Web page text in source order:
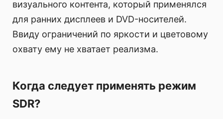
визуального контента, который применялся
для ранних дисплеев и DVD-носителей.
Ввиду ограничений по яркости и цветовому
охвату ему не хватает реализма.
Когда следует применять режим
SDR?